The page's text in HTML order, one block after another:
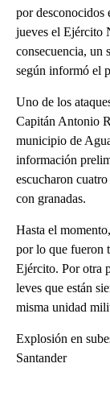
por desconocidos
jueves el Ejército
consecuencia, un
según informó el
Uno de los
Capitán Antonio
municipio de
información
escucharon
con granadas.
Hasta el
por lo que fueron
Ejército. Por otra
leves que están
misma unidad
Explosión en
Santander